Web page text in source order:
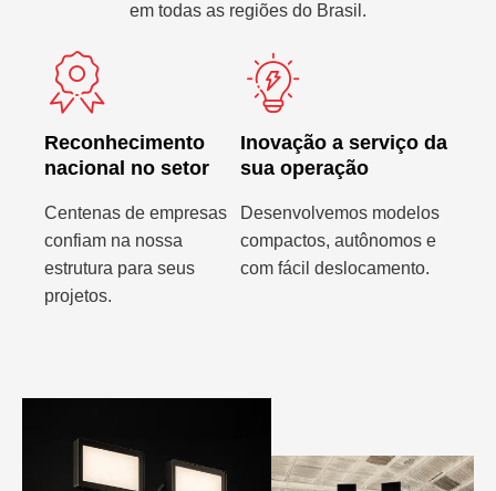
em todas as regiões do Brasil.
Reconhecimento
nacional no setor
Centenas de empresas
confiam na nossa
estrutura para seus
projetos.
Inovação a serviço da
sua operação
Desenvolvemos modelos
compactos, autônomos e
com fácil deslocamento.